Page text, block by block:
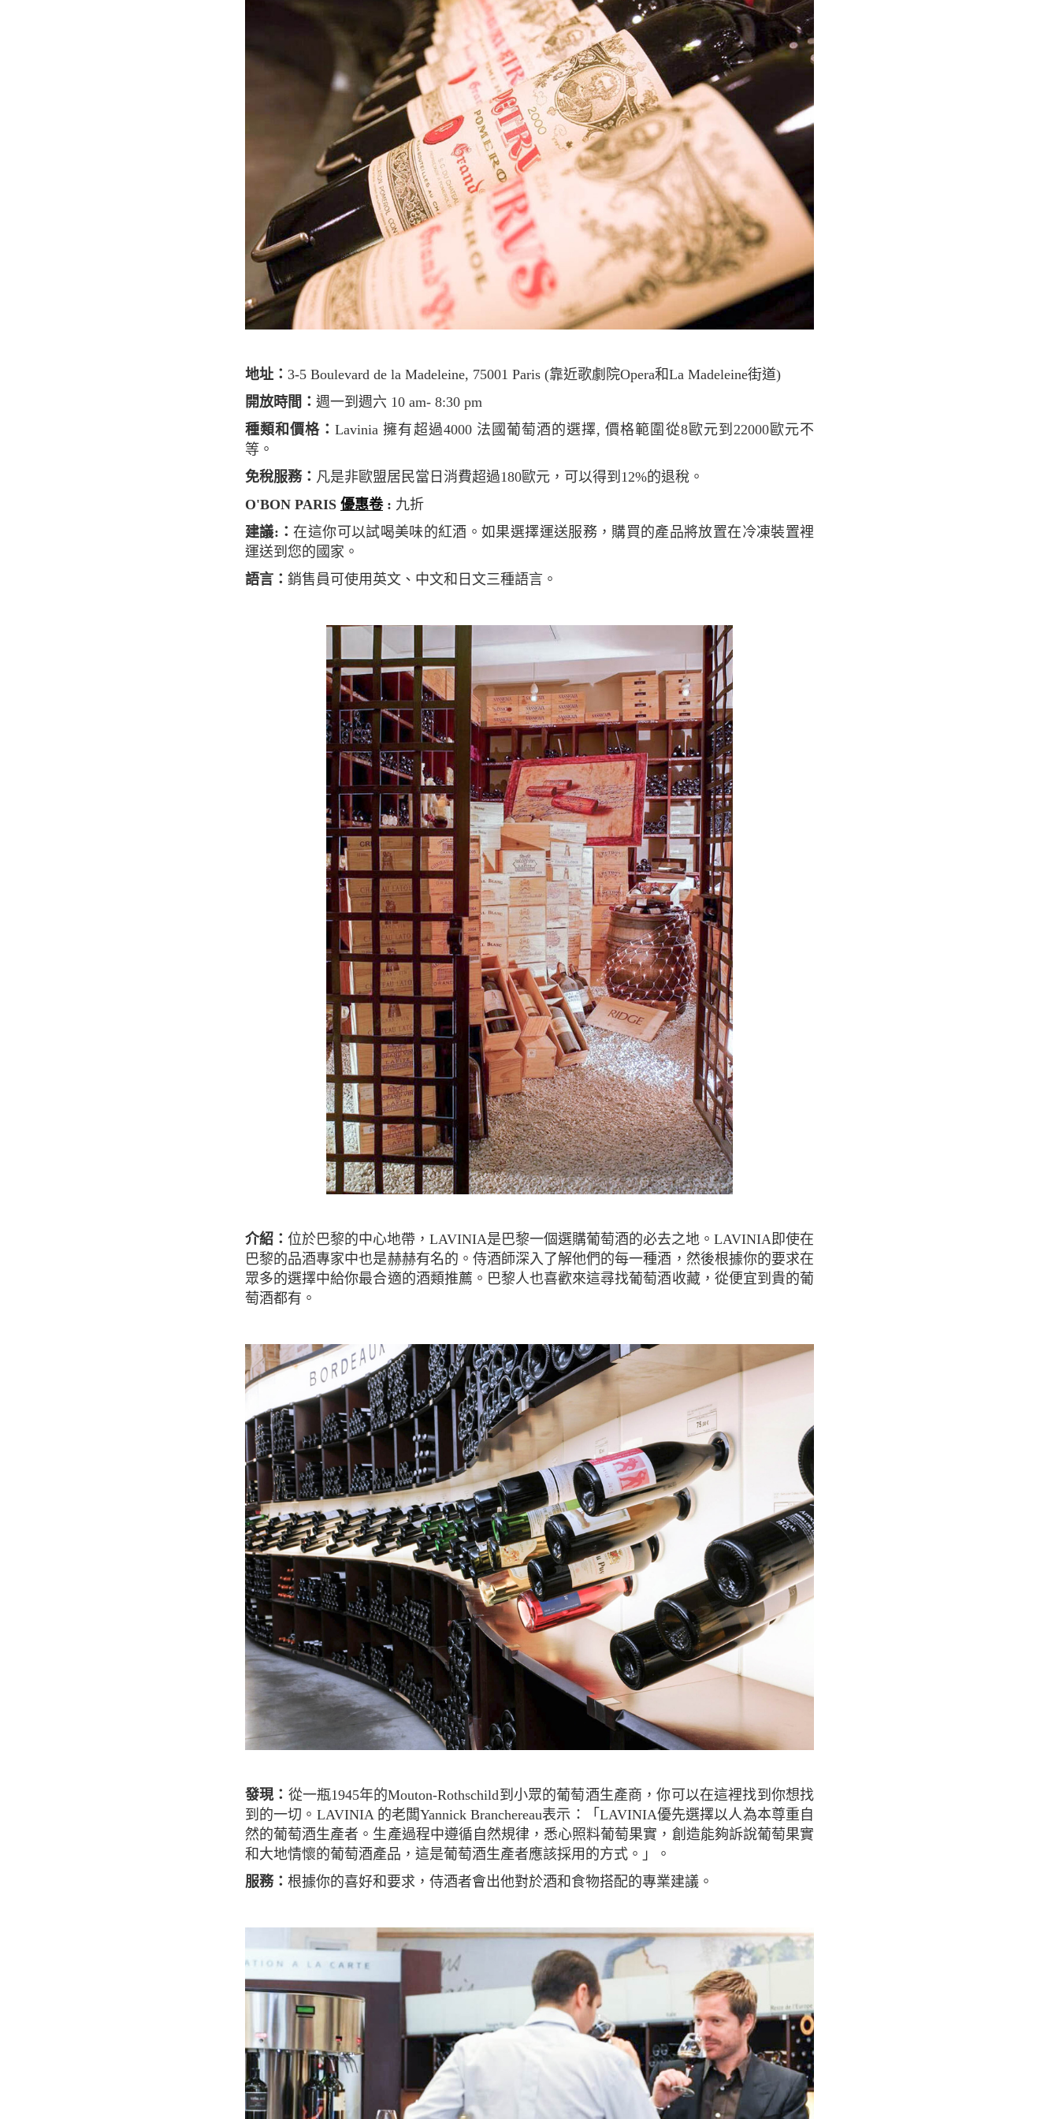
地址： 3-5 Boulevard de la Madeleine, 75001 Paris (靠近歌劇院Opera和La Madeleine街道)
開放時間： 週一到週六 10 am- 8:30 pm
種類和價格：Lavinia 擁有超過4000 法國葡萄酒的選擇, 價格範圍從8歐元到22000歐元不
等。
免稅服務： 凡是非歐盟居民當日消費超過180歐元，可以得到12%的退稅。
O'BON PARIS 優惠卷: 九折
建議:：在這你可以試喝美味的紅酒。如果選擇運送服務，購買的產品將放置在冷凍裝置裡
運送到您的國家。
語言： 銷售員可使用英文、中文和日文三種語言。
介紹： 位於巴黎的中心地帶，LAVINIA是巴黎一個選購葡萄酒的必去之地。LAVINIA即使在
巴黎的品酒專家中也是赫赫有名的。侍酒師深入了解他們的每一種酒，然後根據你的要求在
眾多的選擇中給你最合適的酒類推薦。巴黎人也喜歡來這尋找葡萄酒收藏，從便宜到貴的葡
萄酒都有。
發現： 從一瓶1945年的Mouton-Rothschild到小眾的葡萄酒生產商，你可以在這裡找到你想找
到的一切。LAVINIA 的老闆Yannick Branchereau表示：「LAVINIA優先選擇以人為本尊重自
然的葡萄酒生產者。生產過程中遵循自然規律，悉心照料葡萄果實，創造能夠訴說葡萄果實
和大地情懷的葡萄酒產品，這是葡萄酒生產者應該採用的方式。」。
服務： 根據你的喜好和要求，侍酒者會出他對於酒和食物搭配的專業建議。